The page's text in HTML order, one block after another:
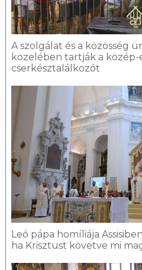
A szolgálat és a közösség
közelében tartják a közép-
cserkésztalálkozót
Leó pápa homíliája
ha Krisztust követve mi